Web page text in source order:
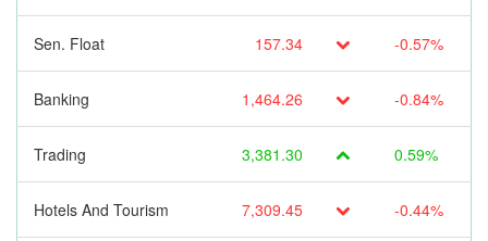
Sen. Float 157.34 -0.57%
Banking 1,464.26 -0.84%
Trading 3,381.30 0.59%
Hotels And Tourism 7,309.45 -0.44%